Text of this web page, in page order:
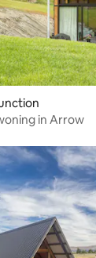
in Arrow